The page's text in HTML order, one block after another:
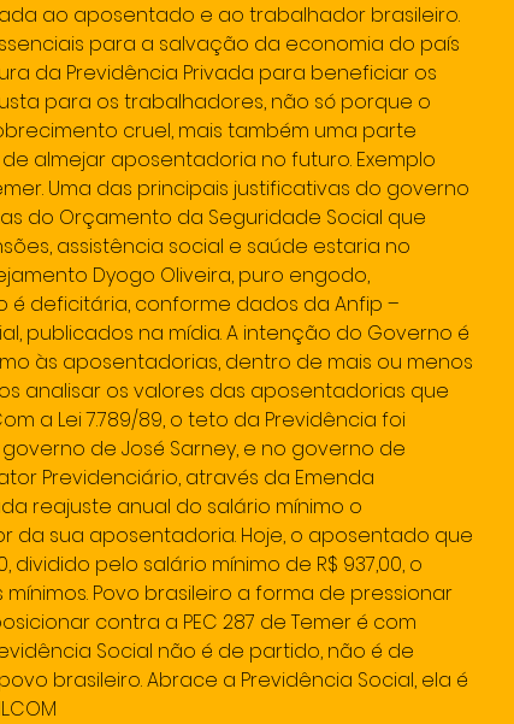
ao aposentado e ao trabalhador brasileiro.
para a salvação da economia do país
da Previdência Privada para beneficiar os
para os trabalhadores, não só porque o
cruel, mais também uma parte
almejar aposentadoria no futuro. Exemplo
Uma das principais justificativas do governo
do Orçamento da Seguridade Social que
assistência social e saúde estaria no
Dyogo Oliveira, puro engodo,
é deficitária, conforme dados da Anfip –
publicados na mídia. A intenção do Governo é
às aposentadorias, dentro de mais ou menos
analisar os valores das aposentadorias que
a Lei 7.789/89, o teto da Previdência foi
de José Sarney, e no governo de
Previdenciário, através da Emenda
reajuste anual do salário mínimo o
sua aposentadoria. Hoje, o aposentado que
dividido pelo salário mínimo de R$ 937,00, o
Povo brasileiro a forma de pressionar
contra a PEC 287 de Temer é com
Social não é de partido, não é de
brasileiro. Abrace a Previdência Social, ela é